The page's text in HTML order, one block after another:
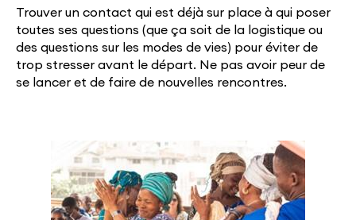
Trouver un contact qui est déjà sur place à qui poser
toutes ses questions (que ça soit de la logistique ou
des questions sur les modes de vies) pour éviter de
trop stresser avant le départ. Ne pas avoir peur de
se lancer et de faire de nouvelles rencontres.